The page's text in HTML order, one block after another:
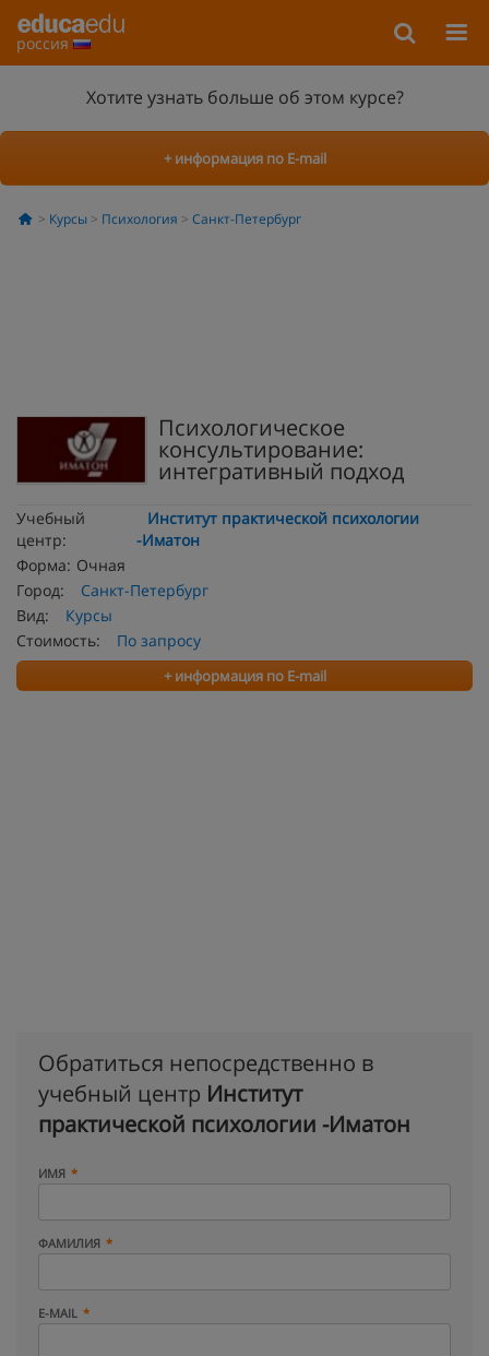
россия
Хотите узнать больше об этом курсе?
+ информация по E-mail
Курсы Психология Санкт-Петербург
Психологическое
консультирование:
интегративный подход
Учебный
центр:
Институт практической психологии
-Иматон
Форма: Очная
Город:
Санкт-Петербург
Вид:
Курсы
Стоимость:
По запросу
+ информация по E-mail
Обратиться непосредственно в
учебный центр Институт
практической психологии -Иматон
ИМЯ
ФАМИЛИЯ
E-MAIL